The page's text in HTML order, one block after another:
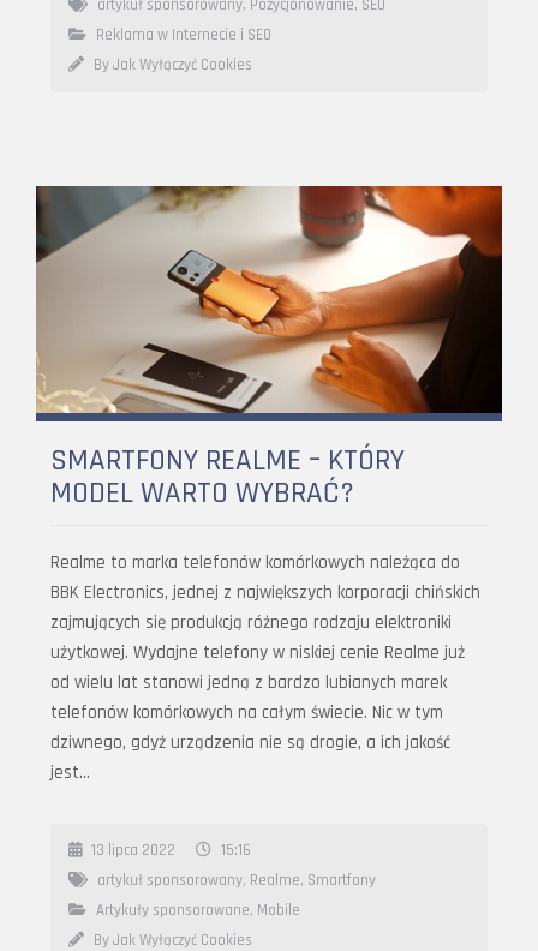
artykuł sponsorowany, Pozycjonowanie, SEO
Reklama w Internecie i SEO
By Jak Wyłączyć Cookies
SMARTFONY REALME – KTÓRY
MODEL WARTO WYBRAĆ?
Realme to marka telefonów komórkowych należąca do
BBK Electronics, jednej z największych korporacji chińskich
zajmujących się produkcją różnego rodzaju elektroniki
użytkowej. Wydajne telefony w niskiej cenie Realme już
od wielu lat stanowi jedną z bardzo lubianych marek
telefonów komórkowych na całym świecie. Nic w tym
dziwnego, gdyż urządzenia nie są drogie, a ich jakość
jest…
13 lipca 2022
15:16
artykuł sponsorowany, Realme, Smartfony
Artykuły sponsorowane, Mobile
By Jak Wyłączyć Cookies